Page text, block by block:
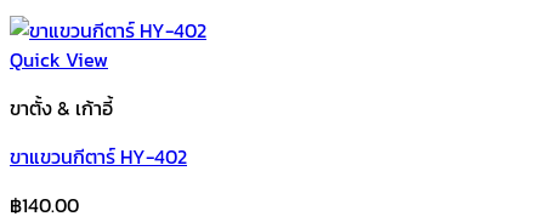
Quick View
ขาตั้ง & เก้าอี้
ขาแขวนกีตาร์ HY-402
฿140.00